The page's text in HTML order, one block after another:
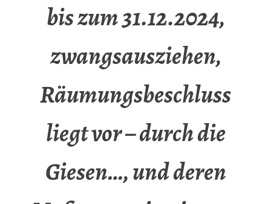
bis zum 31.12.2024,
zwangsausziehen,
Räumungsbeschluss
liegt vor – durch die
Giesen…, und deren